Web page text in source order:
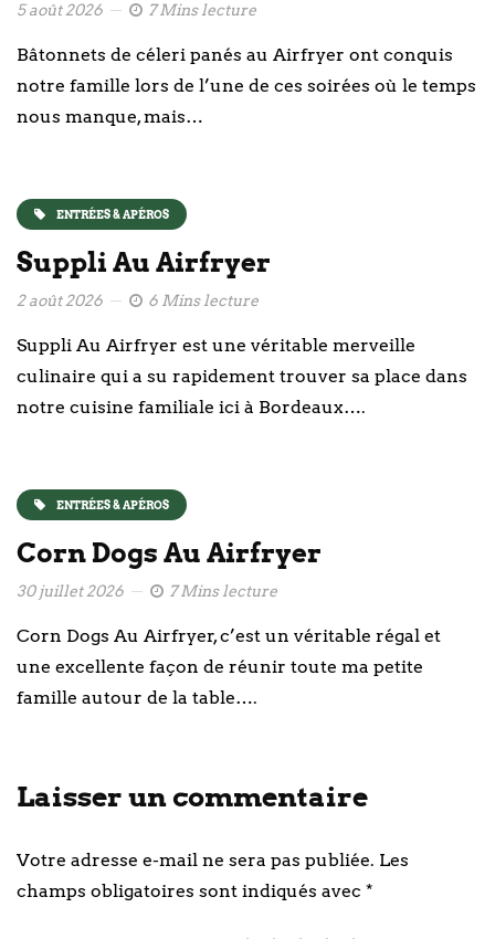
5 août 2026 7 Mins lecture
Bâtonnets de céleri panés au Airfryer ont conquis
notre famille lors de l’une de ces soirées où le temps
nous manque, mais…
ENTRÉES & APÉROS
Suppli Au Airfryer
2 août 2026 6 Mins lecture
Suppli Au Airfryer est une véritable merveille
culinaire qui a su rapidement trouver sa place dans
notre cuisine familiale ici à Bordeaux….
ENTRÉES & APÉROS
Corn Dogs Au Airfryer
30 juillet 2026 7 Mins lecture
Corn Dogs Au Airfryer, c’est un véritable régal et
une excellente façon de réunir toute ma petite
famille autour de la table….
Laisser un commentaire
Votre adresse e-mail ne sera pas publiée. Les
champs obligatoires sont indiqués avec *